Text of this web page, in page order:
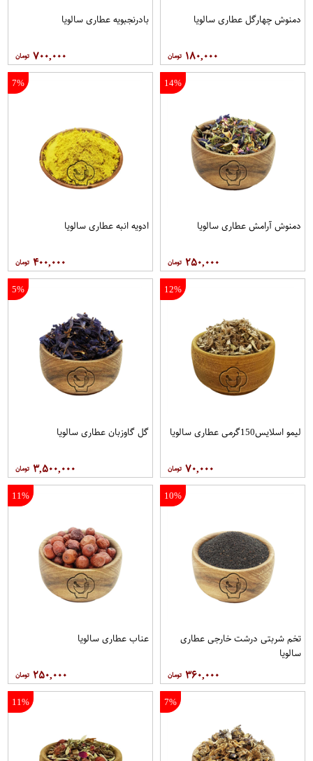
دمنوش چهارگل عطاری سالویا
۱۸۰,۰۰۰
بادرنجبویه عطاری سالویا
۷۰۰,۰۰۰
14%
دمنوش آرامش عطاری سالویا
۲۵۰,۰۰۰
7%
ادویه انبه عطاری سالویا
۴۰۰,۰۰۰
12%
لیمو اسلایس150گرمی عطاری سالویا
۷۰,۰۰۰
5%
گل گاوزبان عطاری سالویا
۳,۵۰۰,۰۰۰
10%
تخم شربتی درشت خارجی عطاری
سالویا
۳۶۰,۰۰۰
11%
عناب عطاری سالویا
۲۵۰,۰۰۰
7%
11%